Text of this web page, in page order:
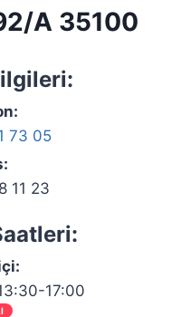
A 35100
73 05
11 23
17:00